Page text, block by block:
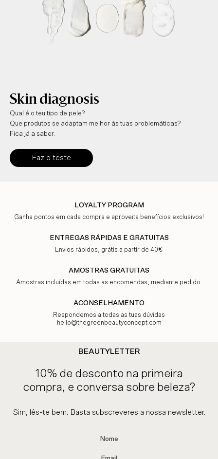
Skin diagnosis
Qual é o teu tipo de pele?
Que produtos se adaptam melhor às tuas problemáticas?
Fica já a saber.
Faz o teste
LOYALTY PROGRAM
Ganha pontos em cada compra e aproveita benefícios exclusivos!
ENTREGAS RÁPIDAS E GRATUITAS
Envios rápidos, grátis a partir de 40€
AMOSTRAS GRATUITAS
Amostras incluídas em todas as encomendas, mediante pedido.
ACONSELHAMENTO
Respondemos a todas as tuas dúvidas
hello@thegreenbeautyconcept.com
BEAUTYLETTER
10% de desconto na primeira
compra, e conversa sobre beleza?
Sim, lês-te bem. Basta subscreveres a nossa newsletter.